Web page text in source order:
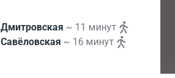
Дмитровская ~ 11 минут
Савёловская ~ 16 минут